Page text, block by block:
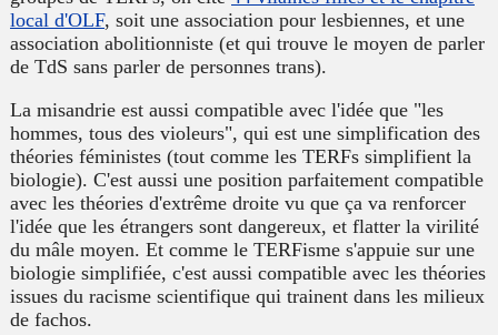
local d'OLF, soit une association pour lesbiennes, et une
association abolitionniste (et qui trouve le moyen de parler
de TdS sans parler de personnes trans).
La misandrie est aussi compatible avec l'idée que "les
hommes, tous des violeurs", qui est une simplification des
théories féministes (tout comme les TERFs simplifient la
biologie). C'est aussi une position parfaitement compatible
avec les théories d'extrême droite vu que ça va renforcer
l'idée que les étrangers sont dangereux, et flatter la virilité
du mâle moyen. Et comme le TERFisme s'appuie sur une
biologie simplifiée, c'est aussi compatible avec les théories
issues du racisme scientifique qui trainent dans les milieux
de fachos.